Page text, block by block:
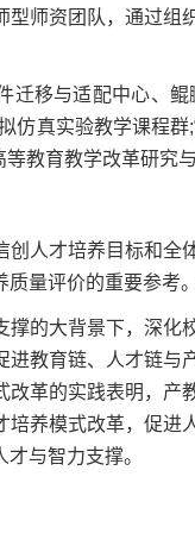
型师资团队，通过
移与适配中心、鲲
仿真实验教学课程
教育教学改革研究
才培养目标和全
量评价的重要参考
大背景下，深化
进教育链、人才链
革的实践表明，
养模式改革，促
与智力支撑。